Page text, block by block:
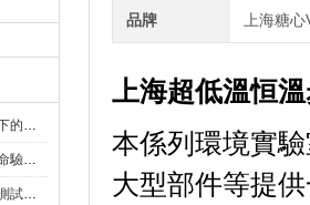
低溫試驗艙：探索不同環境下的科技邊界
高低溫老化箱：加速產品壽命驗證的可靠夥伴
整車環境試驗艙：汽車性能測試的設備
品牌 上海糖
上海超低溫恒
本係列環境實驗
大型部件等提供